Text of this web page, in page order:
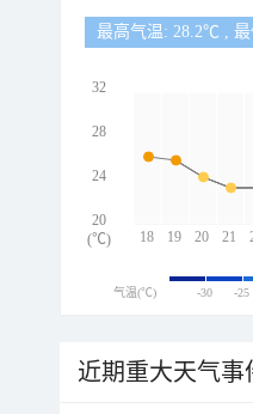
最高气温: 28.2℃ ,
18 19 20 21
32
28
24
20
(℃)
气温(℃) -30 -25
近期重大天气事